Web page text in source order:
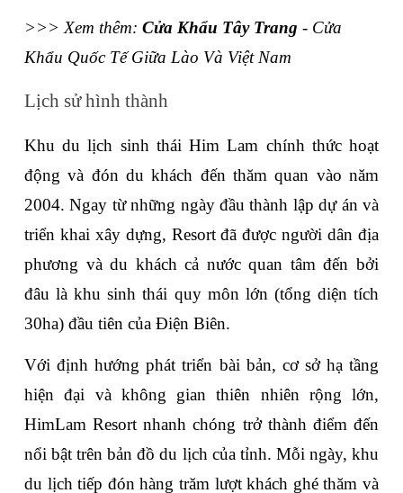
>>> Xem thêm: Cửa Khẩu Tây Trang - Cửa
Khẩu Quốc Tế Giữa Lào Và Việt Nam
Lịch sử hình thành
Khu du lịch sinh thái Him Lam chính thức hoạt
động và đón du khách đến thăm quan vào năm
2004. Ngay từ những ngày đầu thành lập dự án và
triển khai xây dựng, Resort đã được người dân địa
phương và du khách cả nước quan tâm đến bởi
đâu là khu sinh thái quy môn lớn (tổng diện tích
30ha) đầu tiên của Điện Biên.
Với định hướng phát triển bài bản, cơ sở hạ tầng
hiện đại và không gian thiên nhiên rộng lớn,
HimLam Resort nhanh chóng trở thành điểm đến
nổi bật trên bản đồ du lịch của tỉnh. Mỗi ngày, khu
du lịch tiếp đón hàng trăm lượt khách ghé thăm và